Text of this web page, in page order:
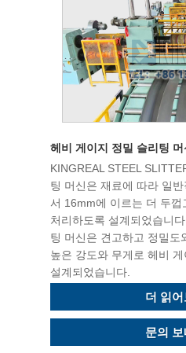
헤비 게이지 정밀 슬리팅 머
KINGREAL STEEL
팅 머신은 재료에 따라 일
서 16mm에 이르는 더 두껍
처리하도록 설계되었습니
팅 머신은 견고하고 정밀도
높은 강도와 ​​무게로 헤비
설계되었습니다.
더 읽어
문의 보